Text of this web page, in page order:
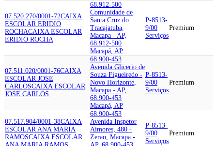
07.520.270/0001-72CAIXA
ESCOLAR ERIDIO
ROCHACAIXA ESCOLAR
ERIDIO ROCHA
68.912-500
Comunidade de
Santa Cruz do
Tracajatuba,
Macapa - AP,
68.912-500
Macapá, AP
P-8513-
9/00
Serviços
Premium
07.511.020/0001-76CAIXA
ESCOLAR JOSE
CARLOSCAIXA ESCOLAR
JOSE CARLOS
68.900-453
Avenida Glicerio de
Souza Figueiredo -
Novo Horizonte,
Macapa - AP,
68.900-453
Macapá, AP
P-8513-
9/00
Serviços
Premium
07.517.904/0001-38CAIXA
ESCOLAR ANA MARIA
RAMOSCAIXA ESCOLAR
68.900-453
Avenida Inspetor
Aimores, 480 -
Zerao, Macapa -
P-8513-
9/00
Serviços
Premium